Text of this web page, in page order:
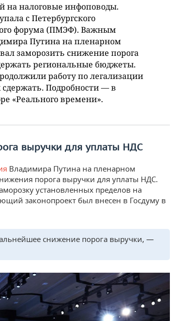
на налоговые инфоповоды.
с Петербургского
форума (ПМЭФ). Важным
Путина на пленарном
заморозить снижение порога
региональные бюджеты.
работу по легализации
сдержать. Подробности — в
«Реального времени».
выручки для уплаты НДС
Владимира Путина на пленарном
порога выручки для уплаты НДС.
установленных пределов на
законопроект был внесен в Госдуму в
снижение порога выручки, —